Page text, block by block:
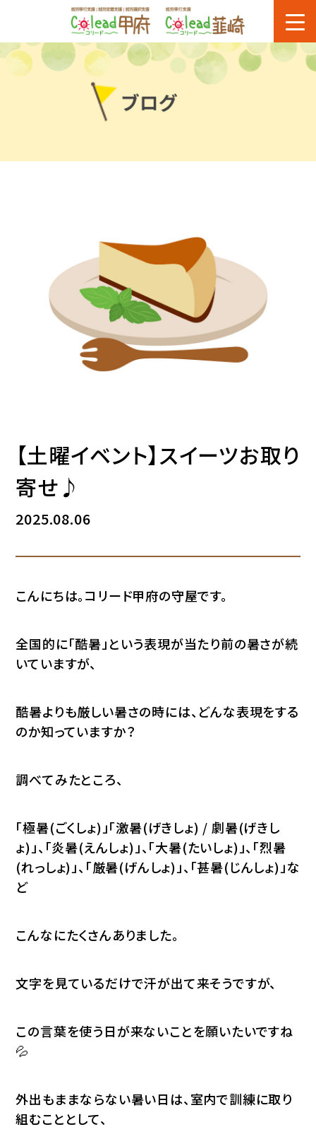
【土曜イベント】スイーツお取り
寄せ♪
2025.08.06
こんにちは。コリード甲府の守屋です。
全国的に「酷暑」という表現が当たり前の暑さが続
いていますが、
酷暑よりも厳しい暑さの時には、どんな表現をする
のか知っていますか？
調べてみたところ、
「極暑(ごくしょ)」「激暑(げきしょ) / 劇暑(げきし
ょ)」、「炎暑(えんしょ)」、「大暑(たいしょ)」、「烈暑
(れっしょ)」、「厳暑(げんしょ)」、「甚暑(じんしょ)」な
ど
こんなにたくさんありました。
文字を見ているだけで汗が出て来そうですが、
この言葉を使う日が来ないことを願いたいですね
💦
外出もままならない暑い日は、室内で訓練に取り
組むこととして、